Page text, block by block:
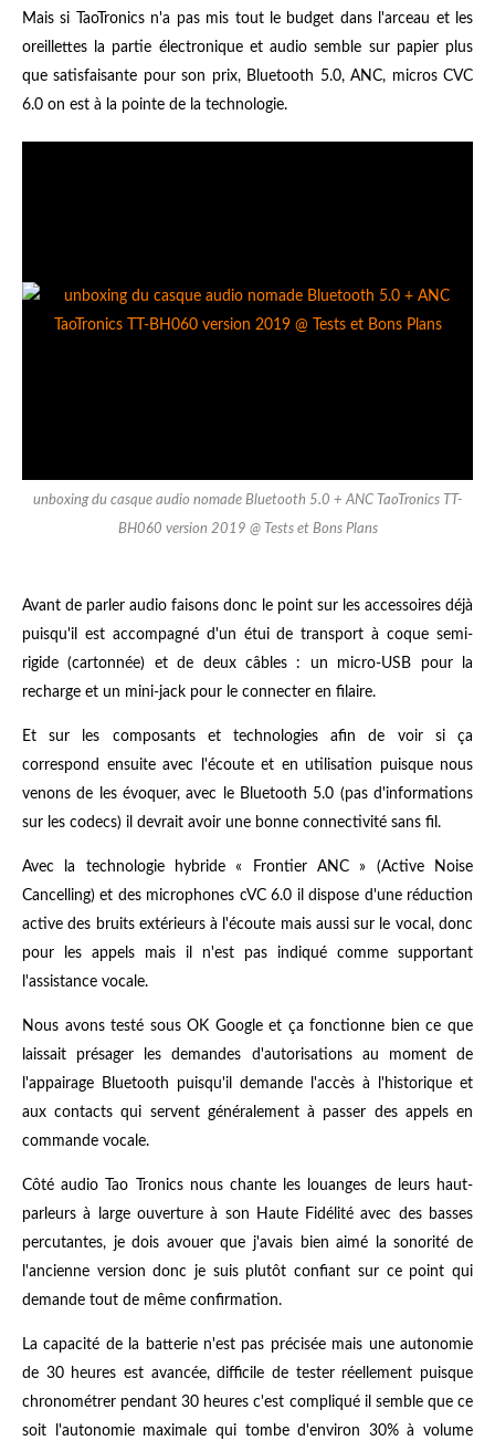
Mais si TaoTronics n'a pas mis tout le budget dans l'arceau et les
oreillettes la partie électronique et audio semble sur papier plus
que satisfaisante pour son prix, Bluetooth 5.0, ANC, micros CVC
6.0 on est à la pointe de la technologie.
unboxing du casque audio nomade Bluetooth 5.0 + ANC TaoTronics TT-
BH060 version 2019 @ Tests et Bons Plans
Avant de parler audio faisons donc le point sur les accessoires déjà
puisqu'il est accompagné d'un étui de transport à coque semi-
rigide (cartonnée) et de deux câbles : un micro-USB pour la
recharge et un mini-jack pour le connecter en filaire.
Et sur les composants et technologies afin de voir si ça
correspond ensuite avec l'écoute et en utilisation puisque nous
venons de les évoquer, avec le Bluetooth 5.0 (pas d'informations
sur les codecs) il devrait avoir une bonne connectivité sans fil.
Avec la technologie hybride « Frontier ANC » (Active Noise
Cancelling) et des microphones cVC 6.0 il dispose d'une réduction
active des bruits extérieurs à l'écoute mais aussi sur le vocal, donc
pour les appels mais il n'est pas indiqué comme supportant
l'assistance vocale.
Nous avons testé sous OK Google et ça fonctionne bien ce que
laissait présager les demandes d'autorisations au moment de
l'appairage Bluetooth puisqu'il demande l'accès à l'historique et
aux contacts qui servent généralement à passer des appels en
commande vocale.
Côté audio Tao Tronics nous chante les louanges de leurs haut-
parleurs à large ouverture à son Haute Fidélité avec des basses
percutantes, je dois avouer que j'avais bien aimé la sonorité de
l'ancienne version donc je suis plutôt confiant sur ce point qui
demande tout de même confirmation.
La capacité de la batterie n'est pas précisée mais une autonomie
de 30 heures est avancée, difficile de tester réellement puisque
chronométrer pendant 30 heures c'est compliqué il semble que ce
soit l'autonomie maximale qui tombe d'environ 30% à volume